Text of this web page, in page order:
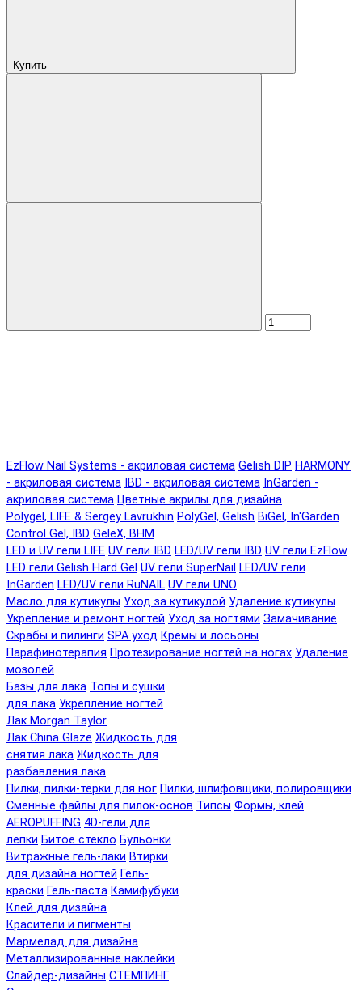
Купить
EzFlow Nail Systems - акриловая система Gelish DIP HARMONY
- акриловая система IBD - акриловая система InGarden -
акриловая система Цветные акрилы для дизайна
Polygel, LIFE & Sergey Lavrukhin PolyGel, Gelish BiGel, In'Garden
Control Gel, IBD GeleX, BHM
LED и UV гели LIFE UV гели IBD LED/UV гели IBD UV гели EzFlow
LED гели Gelish Hard Gel UV гели SuperNail LED/UV гели
InGarden LED/UV гели RuNAIL UV гели UNO
Масло для кутикулы Уход за кутикулой Удаление кутикулы
Укрепление и ремонт ногтей Уход за ногтями Замачивание
Скрабы и пилинги SPA уход Кремы и лосьоны
Парафинотерапия Протезирование ногтей на ногах Удаление
мозолей
Базы для лака Топы и сушки
для лака Укрепление ногтей
Лак Morgan Taylor
Лак China Glaze Жидкость для
снятия лака Жидкость для
разбавления лака
Пилки, пилки-тёрки для ног Пилки, шлифовщики, полировщики
Сменные файлы для пилок-основ Типсы Формы, клей
AEROPUFFING 4D-гели для
лепки Битое стекло Бульонки
Витражные гель-лаки Втирки
для дизайна ногтей Гель-
краски Гель-паста Камифубуки
Клей для дизайна
Красители и пигменты
Мармелад для дизайна
Металлизированные наклейки
Слайдер-дизайны СТЕМПИНГ